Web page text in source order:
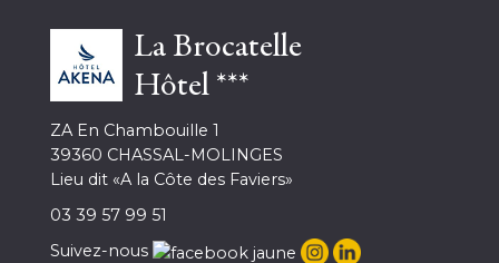
La Brocatelle
Hôtel ***
ZA En Chambouille 1
39360 CHASSAL-MOLINGES
Lieu dit «A la Côte des Faviers»
03 39 57 99 51
Suivez-nous